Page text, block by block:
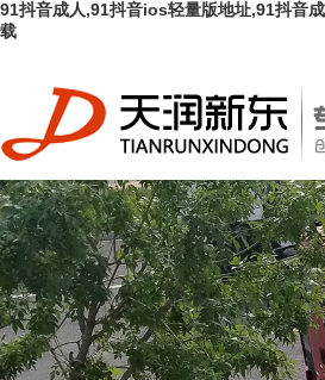
91抖音成人,91抖音ios轻量版地址,91抖音
载